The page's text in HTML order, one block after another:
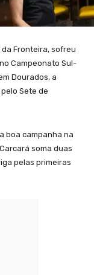
Fronteira, sofreu
Campeonato Sul-
Dourados, a
Sete de
boa campanha na
soma duas
pelas primeiras